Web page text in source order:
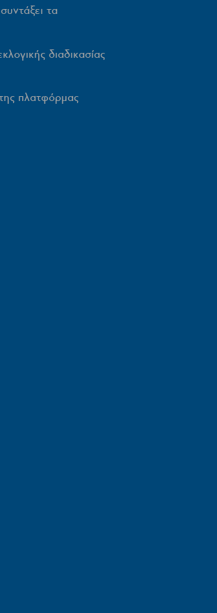
τα
διαδικασίας
πλατφόρμας